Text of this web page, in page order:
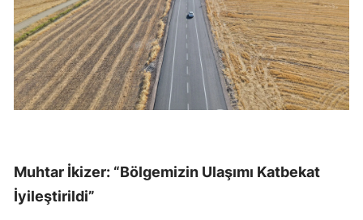
Muhtar İkizer: “Bölgemizin Ulaşımı Katbekat
İyileştirildi”